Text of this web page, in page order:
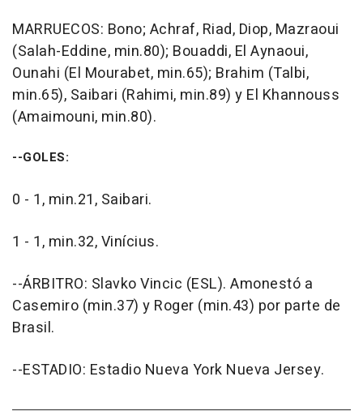
MARRUECOS: Bono; Achraf, Riad, Diop, Mazraoui
(Salah-Eddine, min.80); Bouaddi, El Aynaoui,
Ounahi (El Mourabet, min.65); Brahim (Talbi,
min.65), Saibari (Rahimi, min.89) y El Khannouss
(Amaimouni, min.80).
--GOLES:
0 - 1, min.21, Saibari.
1 - 1, min.32, Vinícius.
--ÁRBITRO: Slavko Vincic (ESL). Amonestó a
Casemiro (min.37) y Roger (min.43) por parte de
Brasil.
--ESTADIO: Estadio Nueva York Nueva Jersey.